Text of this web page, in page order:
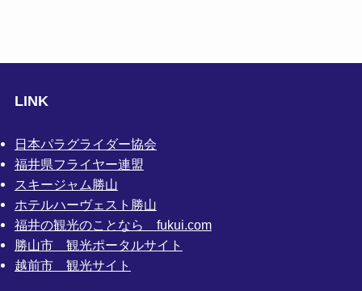
LINK
日本パラグライダー協会
福井県フライヤー連盟
スキージャム勝山
ホテルハーヴェスト勝山
福井の観光のことなら fukui.com
勝山市 観光ポータルサイト
越前市 観光サイト